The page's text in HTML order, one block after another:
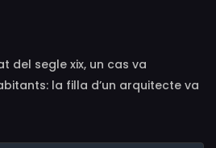
Deckers, Barry Jones,
Kynaston Reeves, John Laurie,
del segle xix, un cas va
la filla d’un arquitecte va
del seu amant.